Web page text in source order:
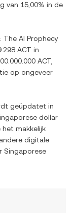
van 15,00% in de
The AI Prophecy
ACT in
ACT
op ongeveer
geüpdatet in
dollar
makkelijk
digitale
Singaporese